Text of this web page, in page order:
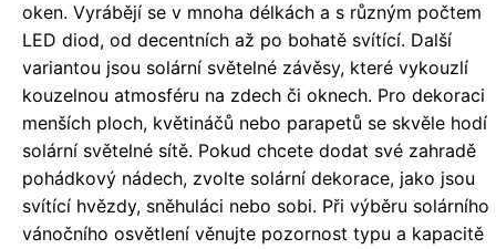
oken. Vyrábějí se v mnoha délkách a s různým počtem
LED diod, od decentních až po bohatě svítící. Další
variantou jsou solární světelné závěsy, které vykouzlí
kouzelnou atmosféru na zdech či oknech. Pro dekoraci
menších ploch, květináčů nebo parapetů se skvěle hodí
solární světelné sítě. Pokud chcete dodat své zahradě
pohádkový nádech, zvolte solární dekorace, jako jsou
svítící hvězdy, sněhuláci nebo sobi. Při výběru solárního
vánočního osvětlení věnujte pozornost typu a kapacitě